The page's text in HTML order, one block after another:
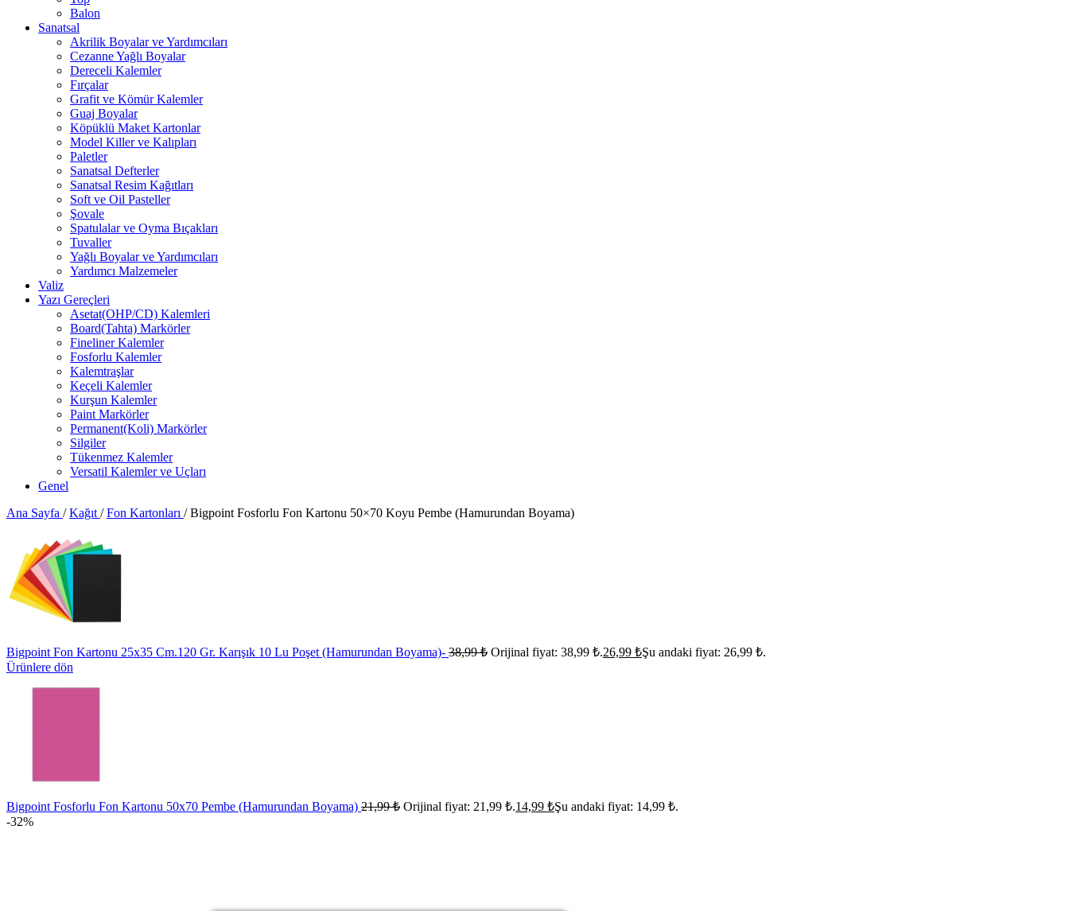
Balon
Sanatsal
Akrilik Boyalar ve Yardımcıları
Cezanne Yağlı Boyalar
Dereceli Kalemler
Fırçalar
Grafit ve Kömür Kalemler
Guaj Boyalar
Köpüklü Maket Kartonlar
Model Killer ve Kalıpları
Paletler
Sanatsal Defterler
Sanatsal Resim Kağıtları
Soft ve Oil Pasteller
Şovale
Spatulalar ve Oyma Bıçakları
Tuvaller
Yağlı Boyalar ve Yardımcıları
Yardımcı Malzemeler
Valiz
Yazı Gereçleri
Asetat(OHP/CD) Kalemleri
Board(Tahta) Markörler
Fineliner Kalemler
Fosforlu Kalemler
Kalemtraşlar
Keçeli Kalemler
Kurşun Kalemler
Paint Markörler
Permanent(Koli) Markörler
Silgiler
Tükenmez Kalemler
Versatil Kalemler ve Uçları
Genel
Ana Sayfa / Kağıt / Fon Kartonları / Bigpoint Fosforlu Fon Kartonu 50×70 Koyu Pembe (Hamurundan Boyama)
Bigpoint Fon Kartonu 25x35 Cm.120 Gr. Karışık 10 Lu Poşet (Hamurundan Boyama)- 38,99₺ Orijinal fiyat: 38,99 ₺.26,99 ₺Şu andaki fiyat: 26,99 ₺.
Ürünlere dön
Bigpoint Fosforlu Fon Kartonu 50x70 Pembe (Hamurundan Boyama) 21,99₺ Orijinal fiyat: 21,99 ₺.14,99 ₺Şu andaki fiyat: 14,99 ₺.
-32%